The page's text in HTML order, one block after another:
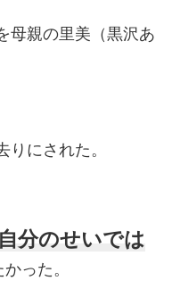
母親の里美（黒沢あ
にされた。
分のせいでは
った。